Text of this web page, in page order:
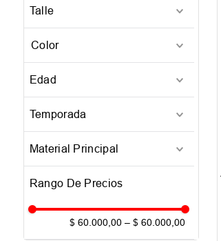
Edad
Talle
Material Principal
Temporada
$ 60.000,00 – $ 60.000,00